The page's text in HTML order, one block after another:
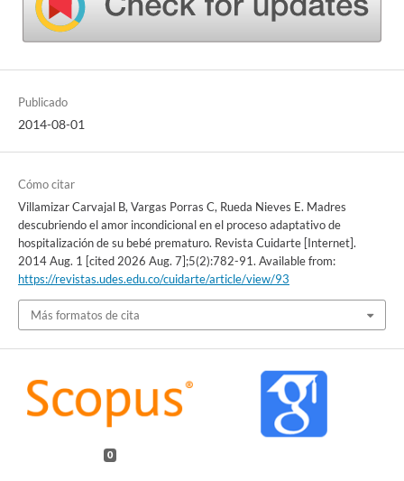
Publicado
2014-08-01
Cómo citar
Villamizar Carvajal B, Vargas Porras C, Rueda Nieves E. Madres
descubriendo el amor incondicional en el proceso adaptativo de
hospitalización de su bebé prematuro. Revista Cuidarte [Internet].
2014 Aug. 1 [cited 2026 Aug. 7];5(2):782-91. Available from:
https://revistas.udes.edu.co/cuidarte/article/view/93
Más formatos de cita
0